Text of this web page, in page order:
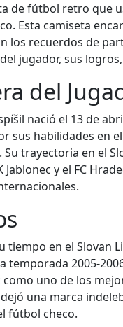
de fútbol retro que
Esta camiseta
los recuerdos de
jugador, sus
del
nació el 13 de
sus habilidades en
Su trayectoria en el
Jablonec y el FC
tiempo en el Slovan
temporada 2005-
como uno de los
una marca
fútbol checo.